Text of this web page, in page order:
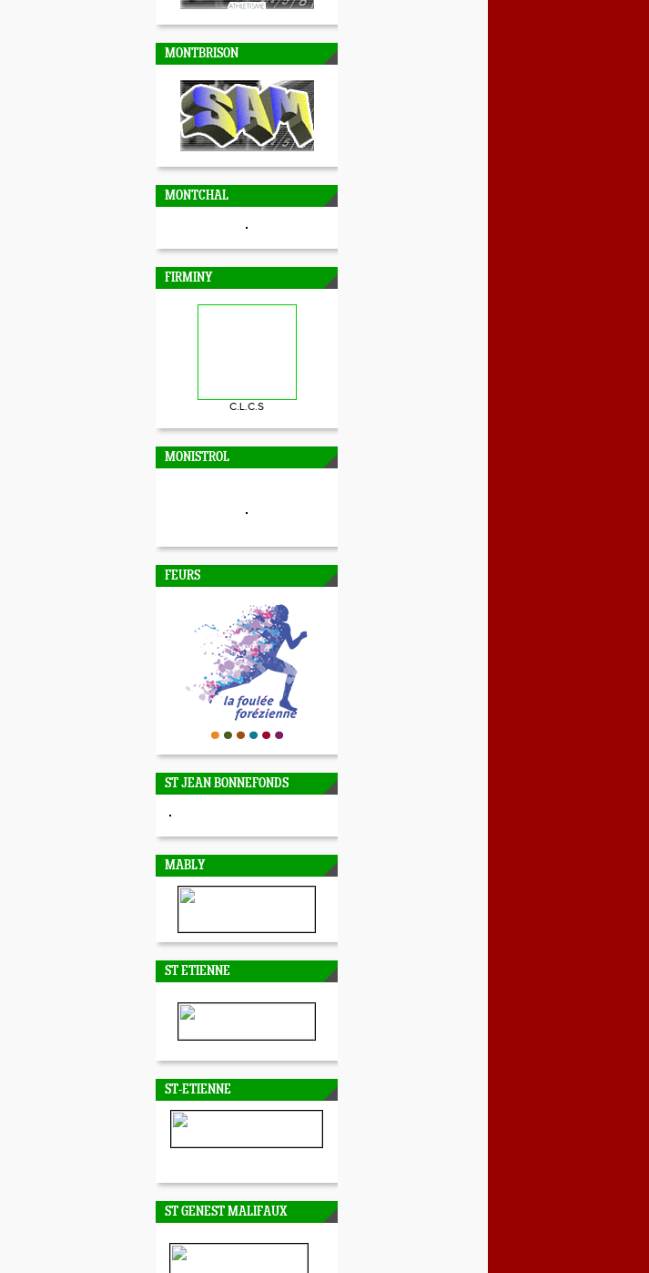
MONTBRISON
MONTCHAL
FIRMINY
C.L.C.S
MONISTROL
FEURS
ST JEAN BONNEFONDS
MABLY
ST ETIENNE
ST-ETIENNE
ST GENEST MALIFAUX